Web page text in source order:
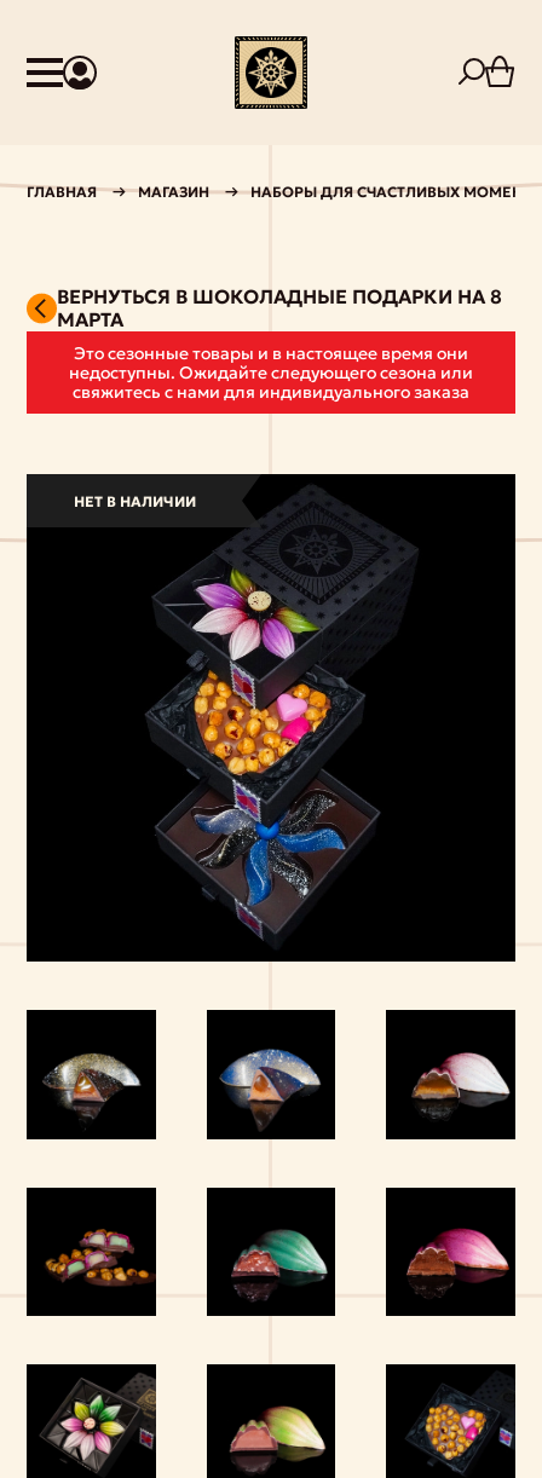
ГЛАВНАЯ МАГАЗИН НАБОРЫ ДЛЯ СЧАСТЛИВЫХ
ВЕРНУТЬСЯ В ШОКОЛАДНЫЕ ПОДАРКИ НА 8
МАРТА
Это сезонные товары и в настоящее время они
недоступны. Ожидайте следующего сезона или
свяжитесь с нами для индивидуального заказа
НЕТ В НАЛИЧИИ